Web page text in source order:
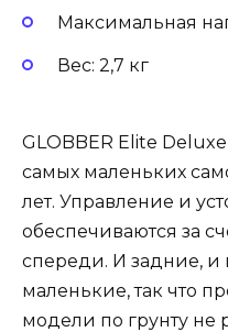
Максимальная
Вес: 2,7 кг
GLOBBER Elite
самых маленьких
лет. Управление и
обеспечиваются за
спереди. И задние, и
маленькие, так что
модели по грунту не